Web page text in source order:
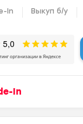
In Выкуп б/у
In